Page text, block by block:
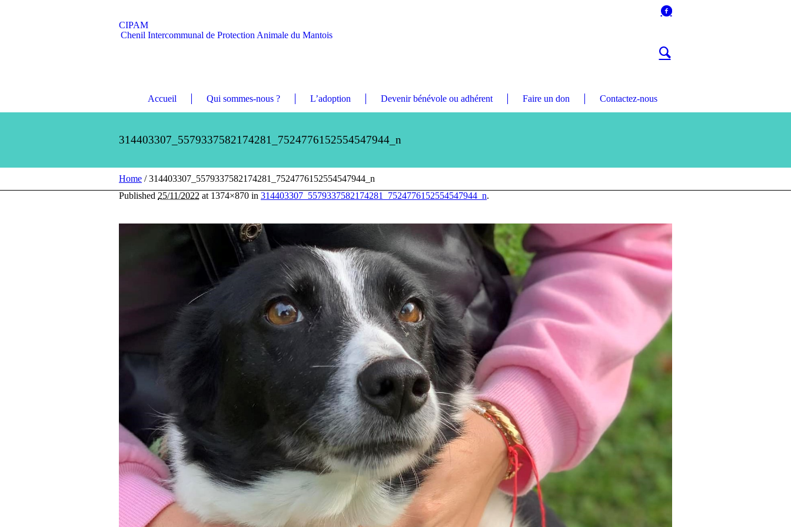
CIPAM
Chenil Intercommunal de Protection Animale du Mantois
Accueil Qui sommes-nous ? L’adoption Devenir bénévole ou adhérent Faire un don Contactez-nous
314403307_5579337582174281_7524776152554547944_n
Home /314403307_5579337582174281_7524776152554547944_n
Published 25/11/2022 at 1374×870 in 314403307_5579337582174281_7524776152554547944_n.